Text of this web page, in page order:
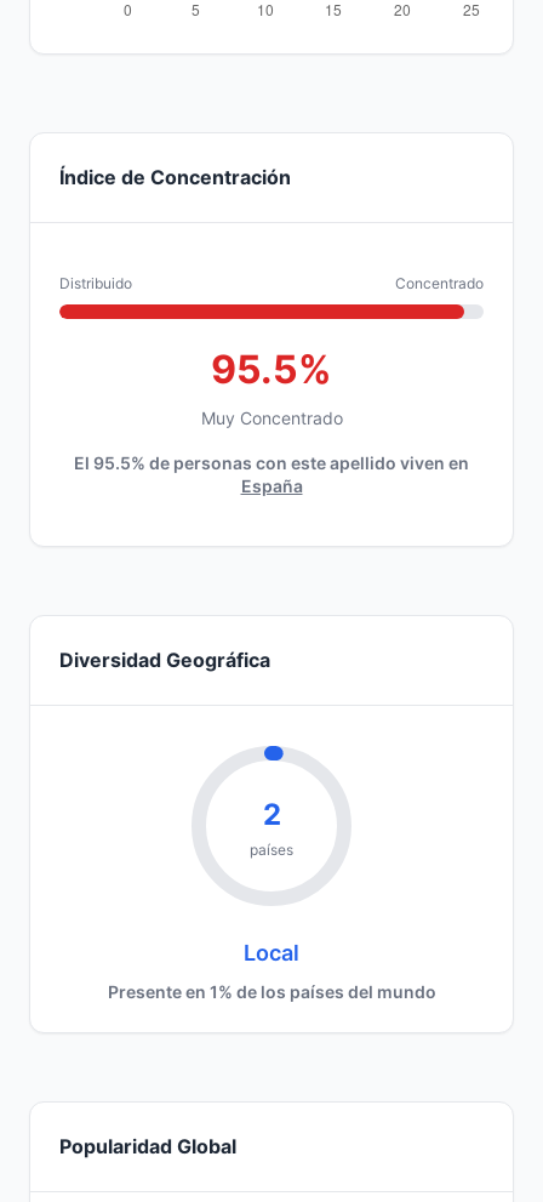
Índice de Concentración
Distribuido Concentrado
95.5%
Muy Concentrado
El 95.5% de personas con este apellido viven en
España
Diversidad Geográfica
2
países
Local
Presente en 1% de los países del mundo
Popularidad Global